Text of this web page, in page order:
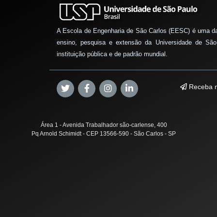
A Escola de Engenharia de São Carlos (EESC) é uma
ensino, pesquisa e extensão da Universidade de
instituição pública e de padrão mundial.
Receba
Área 1 - Avenida Trabalhador são-carlense, 400
Pq Arnold Schimidt - CEP 13566-590 - São Carlos - SP